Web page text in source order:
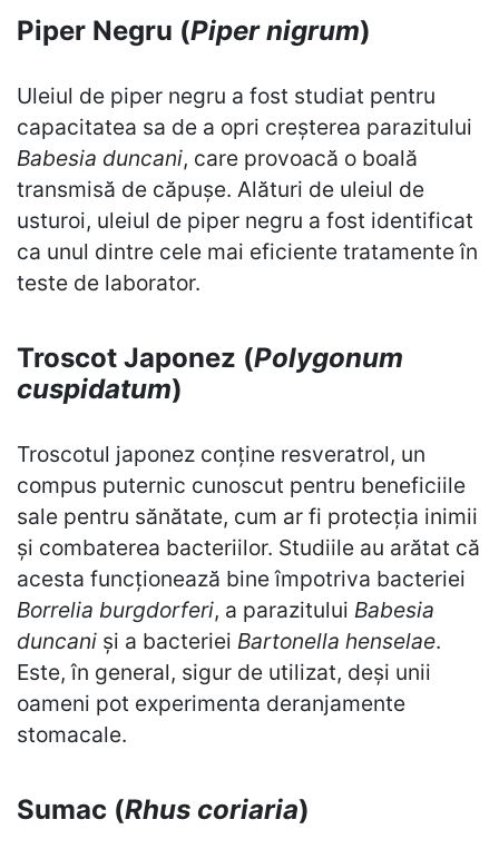
Piper Negru (Piper nigrum)
Uleiul de piper negru a fost studiat pentru
capacitatea sa de a opri creșterea parazitului
Babesia duncani, care provoacă o boală
transmisă de căpușe. Alături de uleiul de
usturoi, uleiul de piper negru a fost identificat
ca unul dintre cele mai eficiente tratamente în
teste de laborator.
Troscot Japonez (Polygonum
cuspidatum)
Troscotul japonez conține resveratrol, un
compus puternic cunoscut pentru beneficiile
sale pentru sănătate, cum ar fi protecția inimii
și combaterea bacteriilor. Studiile au arătat că
acesta funcționează bine împotriva bacteriei
Borrelia burgdorferi, a parazitului Babesia
duncani și a bacteriei Bartonella henselae.
Este, în general, sigur de utilizat, deși unii
oameni pot experimenta deranjamente
stomacale.
Sumac (Rhus coriaria)